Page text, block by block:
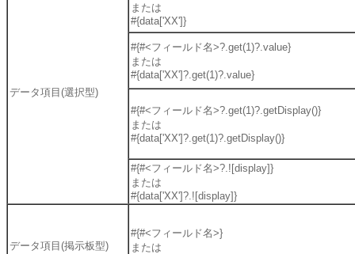
データ項目(選択型)
または
#{data['XX']}
#{#<フィールド名>?.get(1)?.value}
または
#{data['XX']?.get(1)?.value}
#{#<フィールド名>?.get(1)?.getDisplay()}
または
#{data['XX']?.get(1)?.getDisplay()}
#{#<フィールド名>?.![display]}
または
#{data['XX']?.![display]}
データ項目(掲示板型)
#{#<フィールド名>}
または